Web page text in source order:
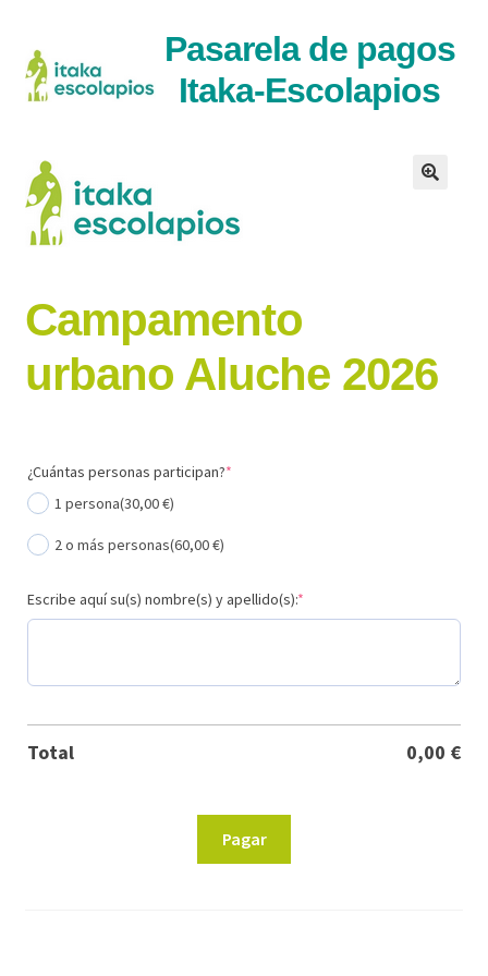
a
la
al
contenido
Pasarela de pagos
Itaka-Escolapios
Campamento
urbano Aluche 2026
¿Cuántas personas participan?*(required)
1 persona(30,00 €)
2 o más personas(60,00 €)
Escribe aquí su(s) nombre(s) y apellido(s):*(required)
Total 0,00 €
Pagar